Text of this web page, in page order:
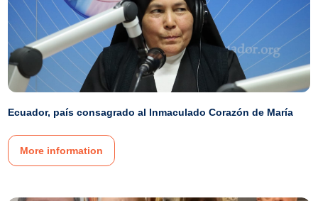
Ecuador, país consagrado al Inmaculado Corazón de María
More information